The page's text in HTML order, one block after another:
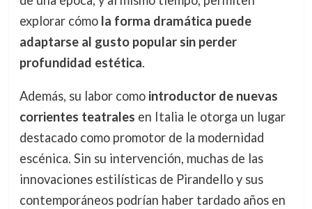
explorar cómo la forma dramática puede
adaptarse al gusto popular sin perder
profundidad estética.
Además, su labor como introductor de nuevas
corrientes teatrales en Italia le otorga un lugar
destacado como promotor de la modernidad
escénica. Sin su intervención, muchas de las
innovaciones estilísticas de Pirandello y sus
contemporáneos podrían haber tardado años en